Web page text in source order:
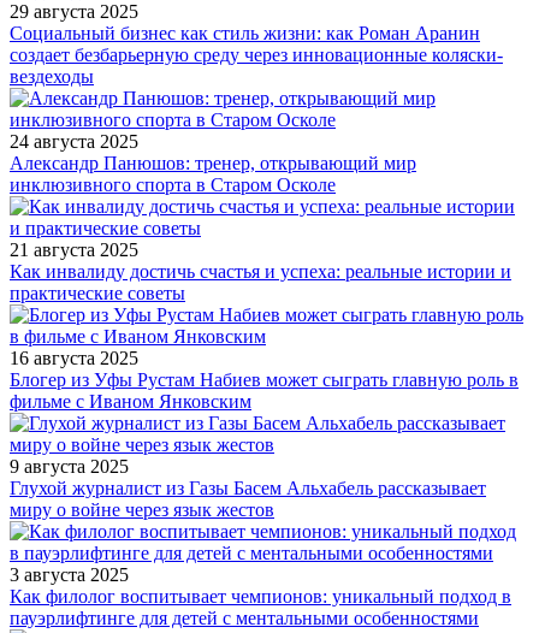
29 августа 2025
Социальный бизнес как стиль жизни: как Роман Аранин
создает безбарьерную среду через инновационные коляски-
вездеходы
24 августа 2025
Александр Панюшов: тренер, открывающий мир
инклюзивного спорта в Старом Осколе
21 августа 2025
Как инвалиду достичь счастья и успеха: реальные истории и
практические советы
16 августа 2025
Блогер из Уфы Рустам Набиев может сыграть главную роль в
фильме с Иваном Янковским
9 августа 2025
Глухой журналист из Газы Басем Альхабель рассказывает
миру о войне через язык жестов
3 августа 2025
Как филолог воспитывает чемпионов: уникальный подход в
пауэрлифтинге для детей с ментальными особенностями